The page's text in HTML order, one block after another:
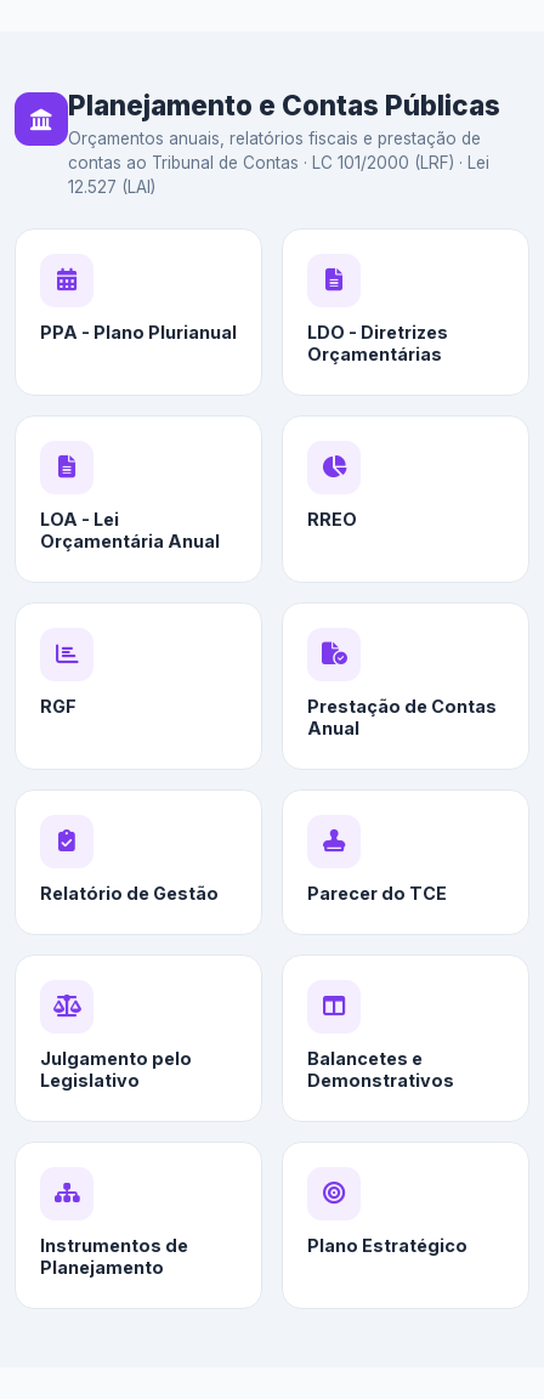
Planejamento e Contas Públicas
Orçamentos anuais, relatórios fiscais e prestação de
contas ao Tribunal de Contas · LC 101/2000 (LRF) · Lei
12.527 (LAI)
PPA - Plano Plurianual
LDO - Diretrizes
Orçamentárias
LOA - Lei
Orçamentária Anual
RREO
RGF
Prestação de Contas
Anual
Relatório de Gestão Parecer do TCE
Julgamento pelo
Legislativo
Balancetes e
Demonstrativos
Instrumentos de
Planejamento
Plano Estratégico